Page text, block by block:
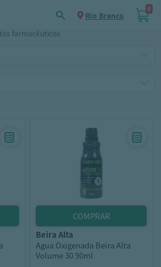
Rio Branco
0
farmacêuticos
beira alta
Agua Oxigenada Beira Alta
Volume 30 90ml